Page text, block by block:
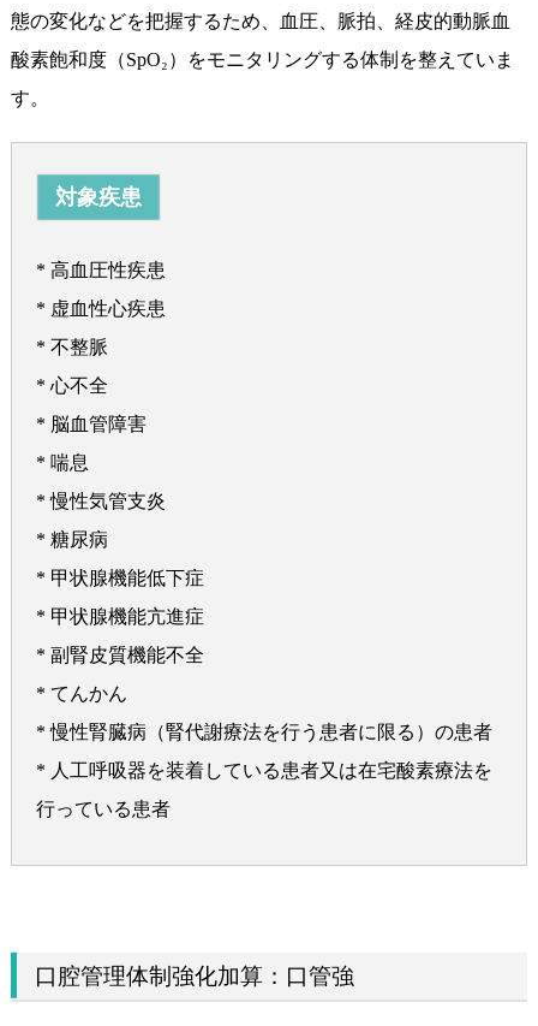
態の変化などを把握するため、血圧、脈拍、経皮的動脈血
酸素飽和度（SpO₂）をモニタリングする体制を整えていま
す。
対象疾患
* 高血圧性疾患
* 虚血性心疾患
* 不整脈
* 心不全
* 脳血管障害
* 喘息
* 慢性気管支炎
* 糖尿病
* 甲状腺機能低下症
* 甲状腺機能亢進症
* 副腎皮質機能不全
* てんかん
* 慢性腎臓病（腎代謝療法を行う患者に限る）の患者
* 人工呼吸器を装着している患者又は在宅酸素療法を
行っている患者
口腔管理体制強化加算：口管強